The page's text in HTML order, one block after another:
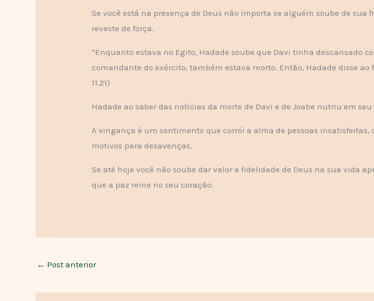
Se você está na presença de Deus não importa se alguém soube de sua
reveste de força.
“Enquanto estava no Egito, Hadade soube que Davi tinha descansado
comandante do exército, também estava morto. Então, Hadade disse ao
11.21)
Hadade ao saber das notícias da morte de Davi e de Joabe nutriu em
A vingança é um sentimento que corrói a alma de pessoas
motivos para desavenças.
Se até hoje você não soube dar valor a fidelidade de Deus na sua vida
que a paz reine no seu coração.
← Post anterior